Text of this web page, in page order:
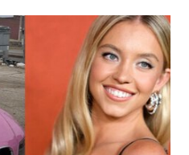
новин